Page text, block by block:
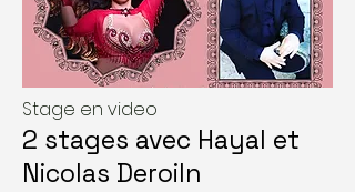
Stage en video
2 stages avec Hayal et
Nicolas Deroiln